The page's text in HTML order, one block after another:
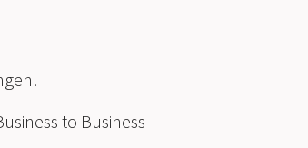
to Business